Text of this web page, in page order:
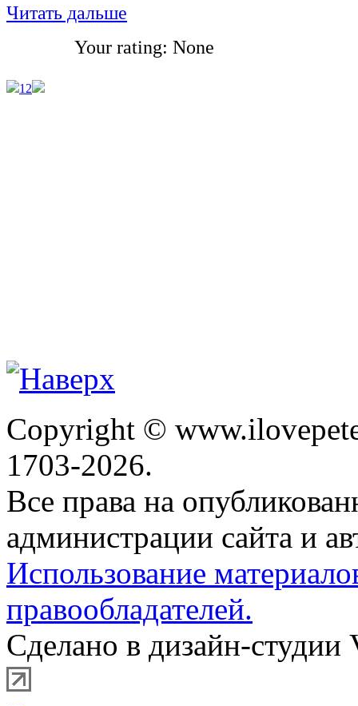
Читать дальше
Your rating: None
1 2
Copyright ©
1703-2026.
Все права на
администрации сайта и
Использование
правообладателей.
Сделано в дизайн-студии